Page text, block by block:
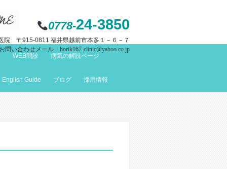
0778-24-3850
院 〒915-0811 福井県越前市本多１－６－７
問い合わせメール horik167-clinic@yahoo.co.jp
WEB問診 病気の解説ページ
English Guide ブログ 採用情報